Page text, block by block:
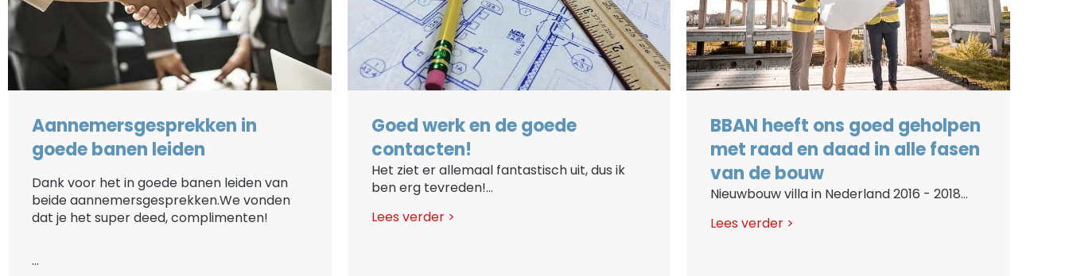
Aannemersgesprekken in
goede banen leiden
Dank voor het in goede banen leiden van
beide aannemersgesprekken.We vonden
dat je het super deed, complimenten!
...
Goed werk en de goede
contacten!
Het ziet er allemaal fantastisch uit, dus ik
ben erg tevreden!...
Lees verder >
BBAN heeft ons goed geholpen
met raad en daad in alle fasen
van de bouw
Nieuwbouw villa in Nederland 2016 - 2018...
Lees verder >